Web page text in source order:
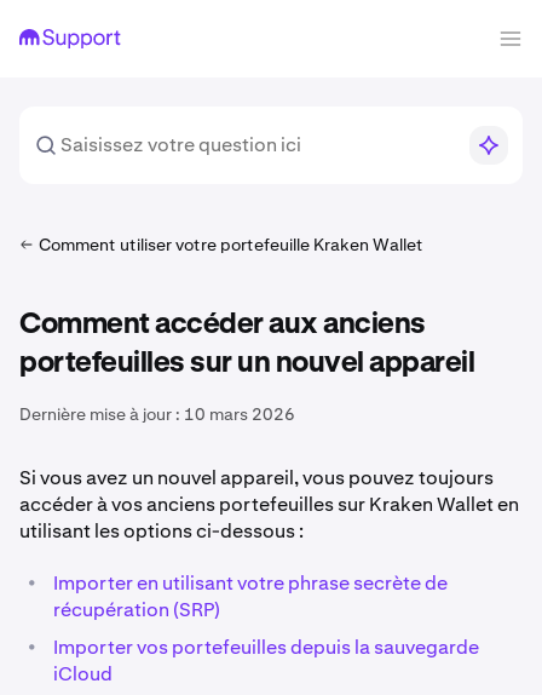
Comment utiliser votre portefeuille Kraken Wallet
Comment accéder aux anciens
portefeuilles sur un nouvel appareil
Dernière mise à jour : 10 mars 2026
Si vous avez un nouvel appareil, vous pouvez toujours
accéder à vos anciens portefeuilles sur Kraken Wallet en
utilisant les options ci-dessous :
•
Importer en utilisant votre phrase secrète de
récupération (SRP)
•
Importer vos portefeuilles depuis la sauvegarde
iCloud